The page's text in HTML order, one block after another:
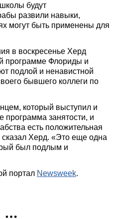
будут
развили навыки,
могут быть применены для
в воскресенье Херд
программе Флориды и
подлой и ненавистной
бывшего коллеги по
который выступил и
программа занятости, и
есть положительная
Херд. «Это еще одна
был подлым и
портал Newsweek.